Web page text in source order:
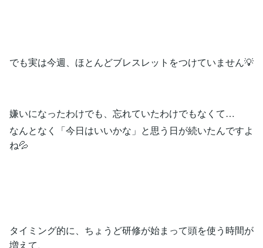
でも実は今週、ほとんどブレスレットをつけていません💡
嫌いになったわけでも、忘れていたわけでもなくて…
なんとなく「今日はいいかな」と思う日が続いたんですよ
ね💦
タイミング的に、ちょうど研修が始まって頭を使う時間が
増えて、